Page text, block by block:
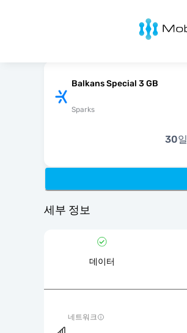
MobiMatter
Balkans Special 3 GB
Sparks
30일
세부 정보
데이터
네트워크